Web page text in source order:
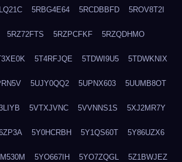
5RBG4E64 5RCDBBFD 5ROV8T2I
5RZ72FTS 5RZPCFKF 5RZQDHMO
5T4RFJQE 5TDWI9U5 5TDWKNIX
5UJY0QQ2 5UPNX603 5UUMB8OT
5VTXJVNC 5VVNNS1S 5XJ2MR7Y
5Y0HCRBH 5Y1QS60T 5Y86UZX6
5YO667IH 5YO7ZQGL 5Z1BWJEZ